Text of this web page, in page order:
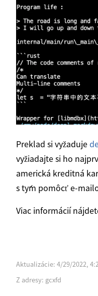
Preklad si vyžaduje
vyžiadajte si ho
americká kreditná
s tým pomôcť e-
Viac informácií
Aktualizácie: 4/29/2022,
Z adresy: gcxfd